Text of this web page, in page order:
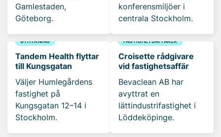
Gamlestaden,
Göteborg.
konferensmiljöer i
centrala Stockholm.
UTHYRNING
Tandem Health flyttar
till Kungsgatan
Väljer Humlegårdens
fastighet på
Kungsgatan 12–14 i
Stockholm.
FASTIGHETSAFFÄRER
Croisette rådgivare
vid fastighetsaffär
Bevaclean AB har
avyttrat en
lättindustrifastighet i
Löddeköpinge.